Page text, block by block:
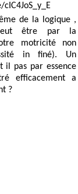
de la logique ,
être par la
motricité non
in finé). Un
il pas par essence
efficacement a
?